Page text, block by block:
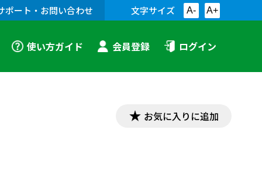
ポート・お問い合わせ 文字サイズ A- A+
使い方ガイド 会員登録 ログイン
お気に入りに追加